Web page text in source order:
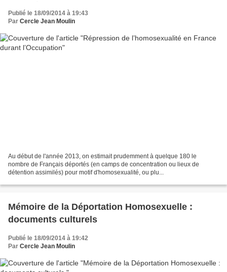
Publié le 18/09/2014 à 19:43
Par Cercle Jean Moulin
Au début de l'année 2013, on estimait prudemment à quelque 180 le
nombre de Français déportés (en camps de concentration ou lieux de
détention assimilés) pour motif d'homosexualité, ou plu...
Mémoire de la Déportation Homosexuelle :
documents culturels
Publié le 18/09/2014 à 19:42
Par Cercle Jean Moulin